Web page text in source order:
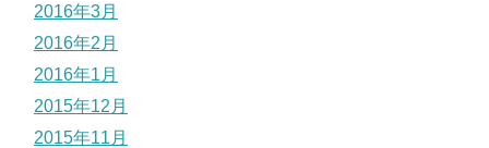
2016年3月
2016年2月
2016年1月
2015年12月
2015年11月